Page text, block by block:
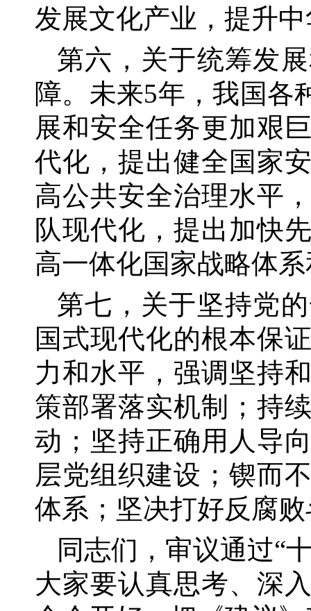
发展文化产业，提升
第六，关于统筹发
障。未来5年，我国各
展和安全任务更加艰
代化，提出健全国家
高公共安全治理水平
队现代化，提出加快
高一体化国家战略体
第七，关于坚持党
国式现代化的根本保
力和水平，强调坚持
策部署落实机制；持
动；坚持正确用人导
层党组织建设；锲而
体系；坚决打好反腐
同志们，审议通过“
大家要认真思考、深